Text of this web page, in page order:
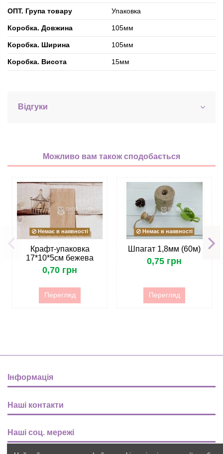
ОПТ. Група товару Упаковка
Коробка. Довжина 105мм
Коробка. Ширина 105мм
Коробка. Висота 15мм
Відгуки
Можливо вам також сподобається
Немає в наявності
Крафт-упаковка
17*10*5см бежева
0,70 грн
Перегляд
Немає в наявності
Шпагат 1,8мм (60м)
0,75 грн
Перегляд
Інформація
Наші контакти
Наші соц. мережі